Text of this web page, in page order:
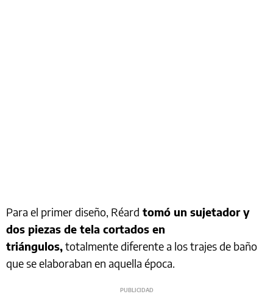
Para el primer diseño, Réard tomó un sujetador y
dos piezas de tela cortados en
triángulos,totalmente diferente a los trajes de baño
que se elaboraban en aquella época.